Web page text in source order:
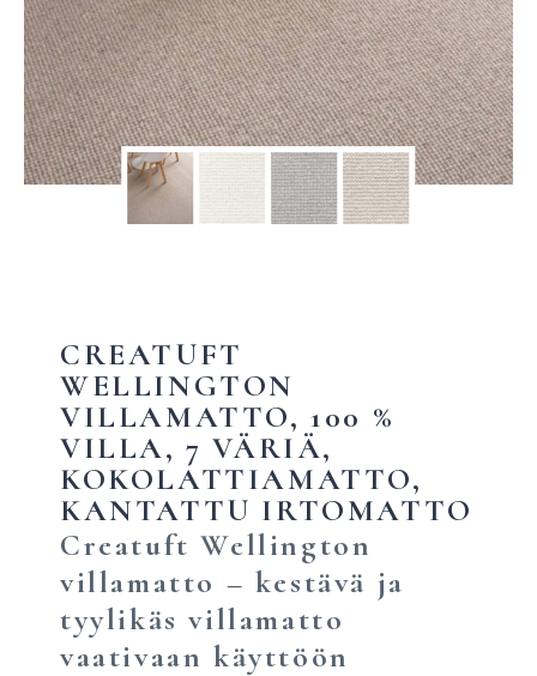
CREATUFT
WELLINGTON
VILLAMATTO, 100 %
VILLA, 7 VÄRIÄ,
KOKOLATTIAMATTO,
KANTATTU IRTOMATTO
Creatuft Wellington
villamatto – kestävä ja
tyylikäs villamatto
vaativaan käyttöön